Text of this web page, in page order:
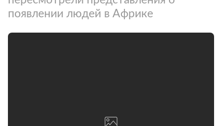
появлении людей в Африке